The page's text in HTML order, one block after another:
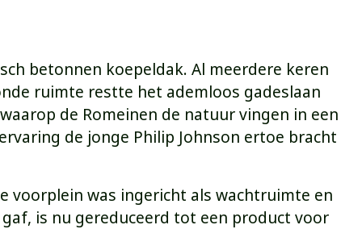
betonnen koepeldak. Al meerdere keren
ruimte restte het ademloos gadeslaan
de Romeinen de natuur vingen in een
de jonge Philip Johnson ertoe bracht
voorplein was ingericht als wachtruimte en
is nu gereduceerd tot een product voor